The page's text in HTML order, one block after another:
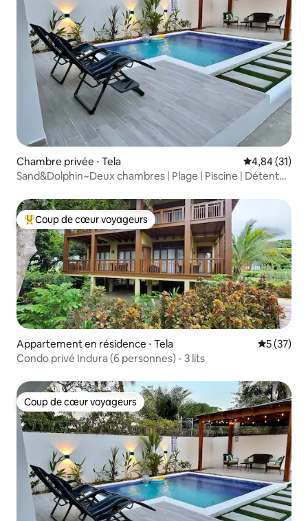
Chambre privée ⋅ Tela Évaluation
4,84 (31)
Sand&Dolphin~Deux chambres | Plage | Piscine | Détente |
Coups de cœur voyageurs les plus appréciés
Coup de cœur voyageurs
Appartement en résidence ⋅ Tela
5 (37)
Condo privé Indura (6 personnes) - 3 lits
Coup de cœur voyageurs
Coup de cœur voyageurs